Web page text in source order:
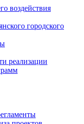
воздействия
городского
реализации